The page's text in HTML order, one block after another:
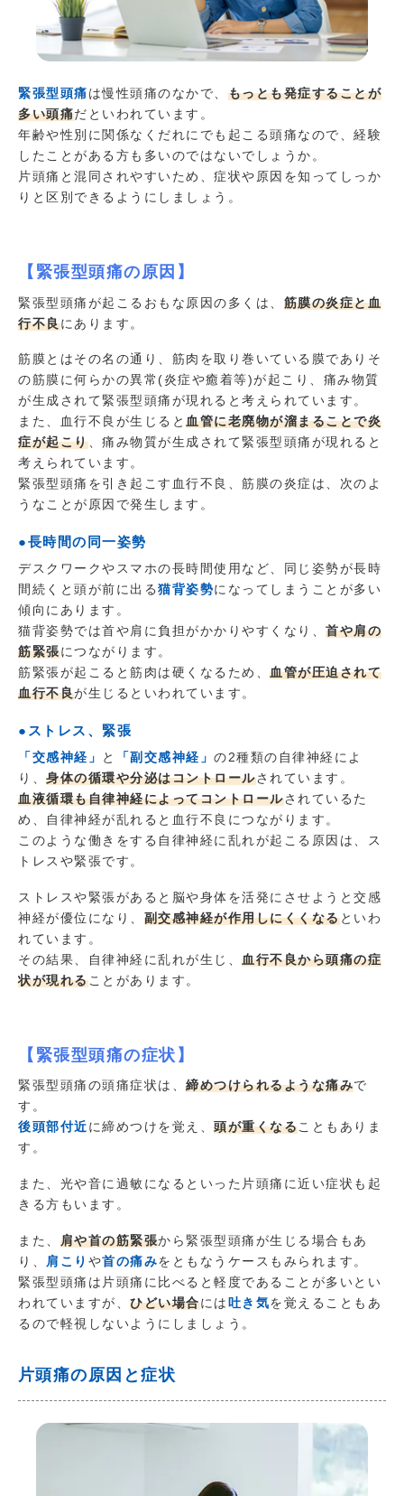
緊張型頭痛は慢性頭痛のなかで、 もっとも発症することが
多い頭痛だといわれています。
年齢や性別に関係なくだれにでも起こる頭痛なので、経験
したことがある方も多いのではないでしょうか。
片頭痛と混同されやすいため、症状や原因を知ってしっか
りと区別できるようにしましょう。
【緊張型頭痛の原因】
緊張型頭痛が起こるおもな原因の多くは、 筋膜の炎症と血
行不良にあります。
筋膜とはその名の通り、筋肉を取り巻いている膜でありそ
の筋膜に何らかの異常(炎症や癒着等)が起こり、痛み物質
が生成されて緊張型頭痛が現れると考えられています。
また、血行不良が生じると 血管に老廃物が溜まることで炎
症が起こり、痛み物質が生成されて緊張型頭痛が現れると
考えられています。
緊張型頭痛を引き起こす血行不良、筋膜の炎症は、次のよ
うなことが原因で発生します。
●長時間の同一姿勢
デスクワークやスマホの長時間使用など、同じ姿勢が長時
間続くと頭が前に出る猫背姿勢になってしまうことが多い
傾向にあります。
猫背姿勢では首や肩に負担がかかりやすくなり、 首や肩の
筋緊張につながります。
筋緊張が起こると筋肉は硬くなるため、 血管が圧迫されて
血行不良が生じるといわれています。
●ストレス、緊張
「交感神経」 と 「副交感神経」 の2種類の自律神経によ
り、 身体の循環や分泌はコントロールされています。
血液循環も自律神経によってコントロールされているた
め、自律神経が乱れると血行不良につながります。
このような働きをする自律神経に乱れが起こる原因は、ス
トレスや緊張です。
ストレスや緊張があると脳や身体を活発にさせようと交感
神経が優位になり、 副交感神経が作用しにくくなるといわ
れています。
その結果、自律神経に乱れが生じ、 血行不良から頭痛の症
状が現れることがあります。
【緊張型頭痛の症状】
緊張型頭痛の頭痛症状は、 締めつけられるような痛みで
す。
後頭部付近に締めつけを覚え、 頭が重くなることもありま
す。
また、光や音に過敏になるといった片頭痛に近い症状も起
きる方もいます。
また、 肩や首の筋緊張から緊張型頭痛が生じる場合もあ
り、
肩こり や首の痛みをともなうケースもみられます。
緊張型頭痛は片頭痛に比べると軽度であることが多いとい
われていますが、 ひどい場合には 吐き気を覚えることもあ
るので軽視しないようにしましょう。
片頭痛の原因と症状